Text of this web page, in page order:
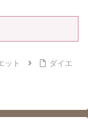
ット
ダイエ